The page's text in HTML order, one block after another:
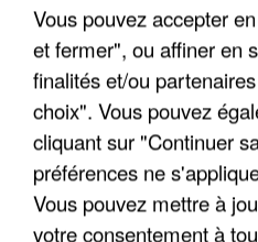
Vous pouvez accepter
et fermer", ou affiner en
finalités et/ou
choix". Vous pouvez
cliquant sur "Continuer
préférences ne
Vous pouvez mettre à
votre consentement à